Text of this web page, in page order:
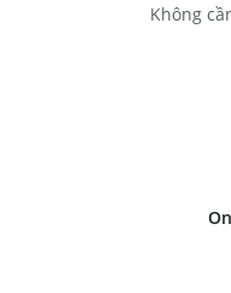
Không